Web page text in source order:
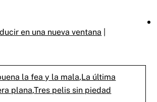
en una nueva ventana
la fea y la mala,La última
plana,Tres pelis sin piedad